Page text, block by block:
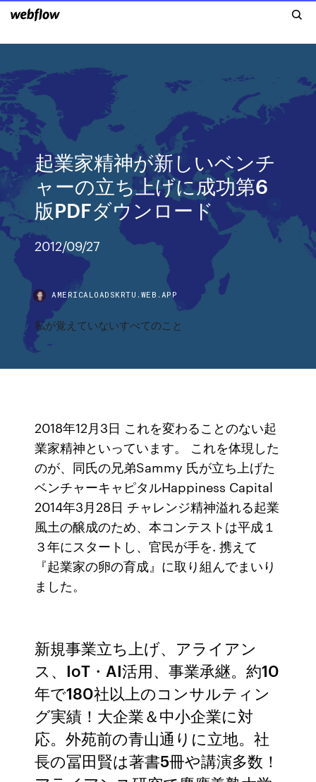
起業家精神が新しいベンチ
ャーの立ち上げに成功第6
版PDFダウンロード
2012/09/27
AMERICALOADSKRTU.WEB.APP
私が覚えていないすべてのこと
2018年12月3日 これを変わることのない起
業家精神といっています。 これを体現した
のが、同氏の兄弟Sammy 氏が立ち上げた
ベンチャーキャピタルHappiness Capital
2014年3月28日 チャレンジ精神溢れる起業
風土の醸成のため、本コンテストは平成１
３年にスタートし、官民が手を. 携えて
『起業家の卵の育成』に取り組んでまいり
ました。
新規事業立ち上げ、アライアン
ス、IoT・AI活用、事業承継。約10
年で180社以上のコンサルティン
グ実績！大企業＆中小企業に対
応。外苑前の青山通りに立地。社
長の冨田賢は著書5冊や講演多数！